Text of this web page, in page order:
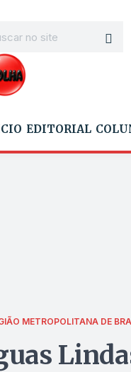
EDITORIAL
METROPOLITANA DE